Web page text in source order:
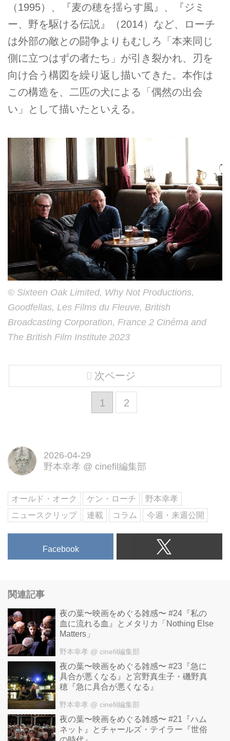
（1995）、『麦の穂を揺らす風』、『ジミ
ー、野を駆ける伝説』（2014）など、ローチ
は外部の敵との闘争よりもむしろ「本来同じ
側に立つはずの者たち」が引き裂かれ、刃を
向け合う構図を繰り返し描いてきた。本作は
この構造を、二匹の犬による「偶然の出会
い」として描いたといえる。
© Sixteen Oak Limited, Why Not Productions,
Goodfellas, Les Films du Fleuve, British
Broadcasting Corporation, France 2 Cinéma and
The British Film Institute 2023
1 2
次ページ
2026-04-29
野本幸孝 @ cinefil編集部
オールド・オーク ケン・ローチ
野本幸孝
ニュースクリップ
連載 コラム 今週・来週公開
Facebook
関連記事
夜の葉〜映画をめぐる雑感〜 #24『私の
血に流れる血』とメタリカ「Nothing Else
Matters」
野本幸孝 @ cinefil編集部
夜の葉〜映画をめぐる雑感〜 #23『急に
具合が悪くなる』と宮野真生子・磯野真
穂『急に具合が悪くなる』
野本幸孝 @ cinefil編集部
夜の葉〜映画をめぐる雑感〜 #21『ハム
ネット』とチャールズ・テイラー『世俗